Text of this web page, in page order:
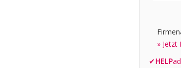
» Jetzt
✔HELP